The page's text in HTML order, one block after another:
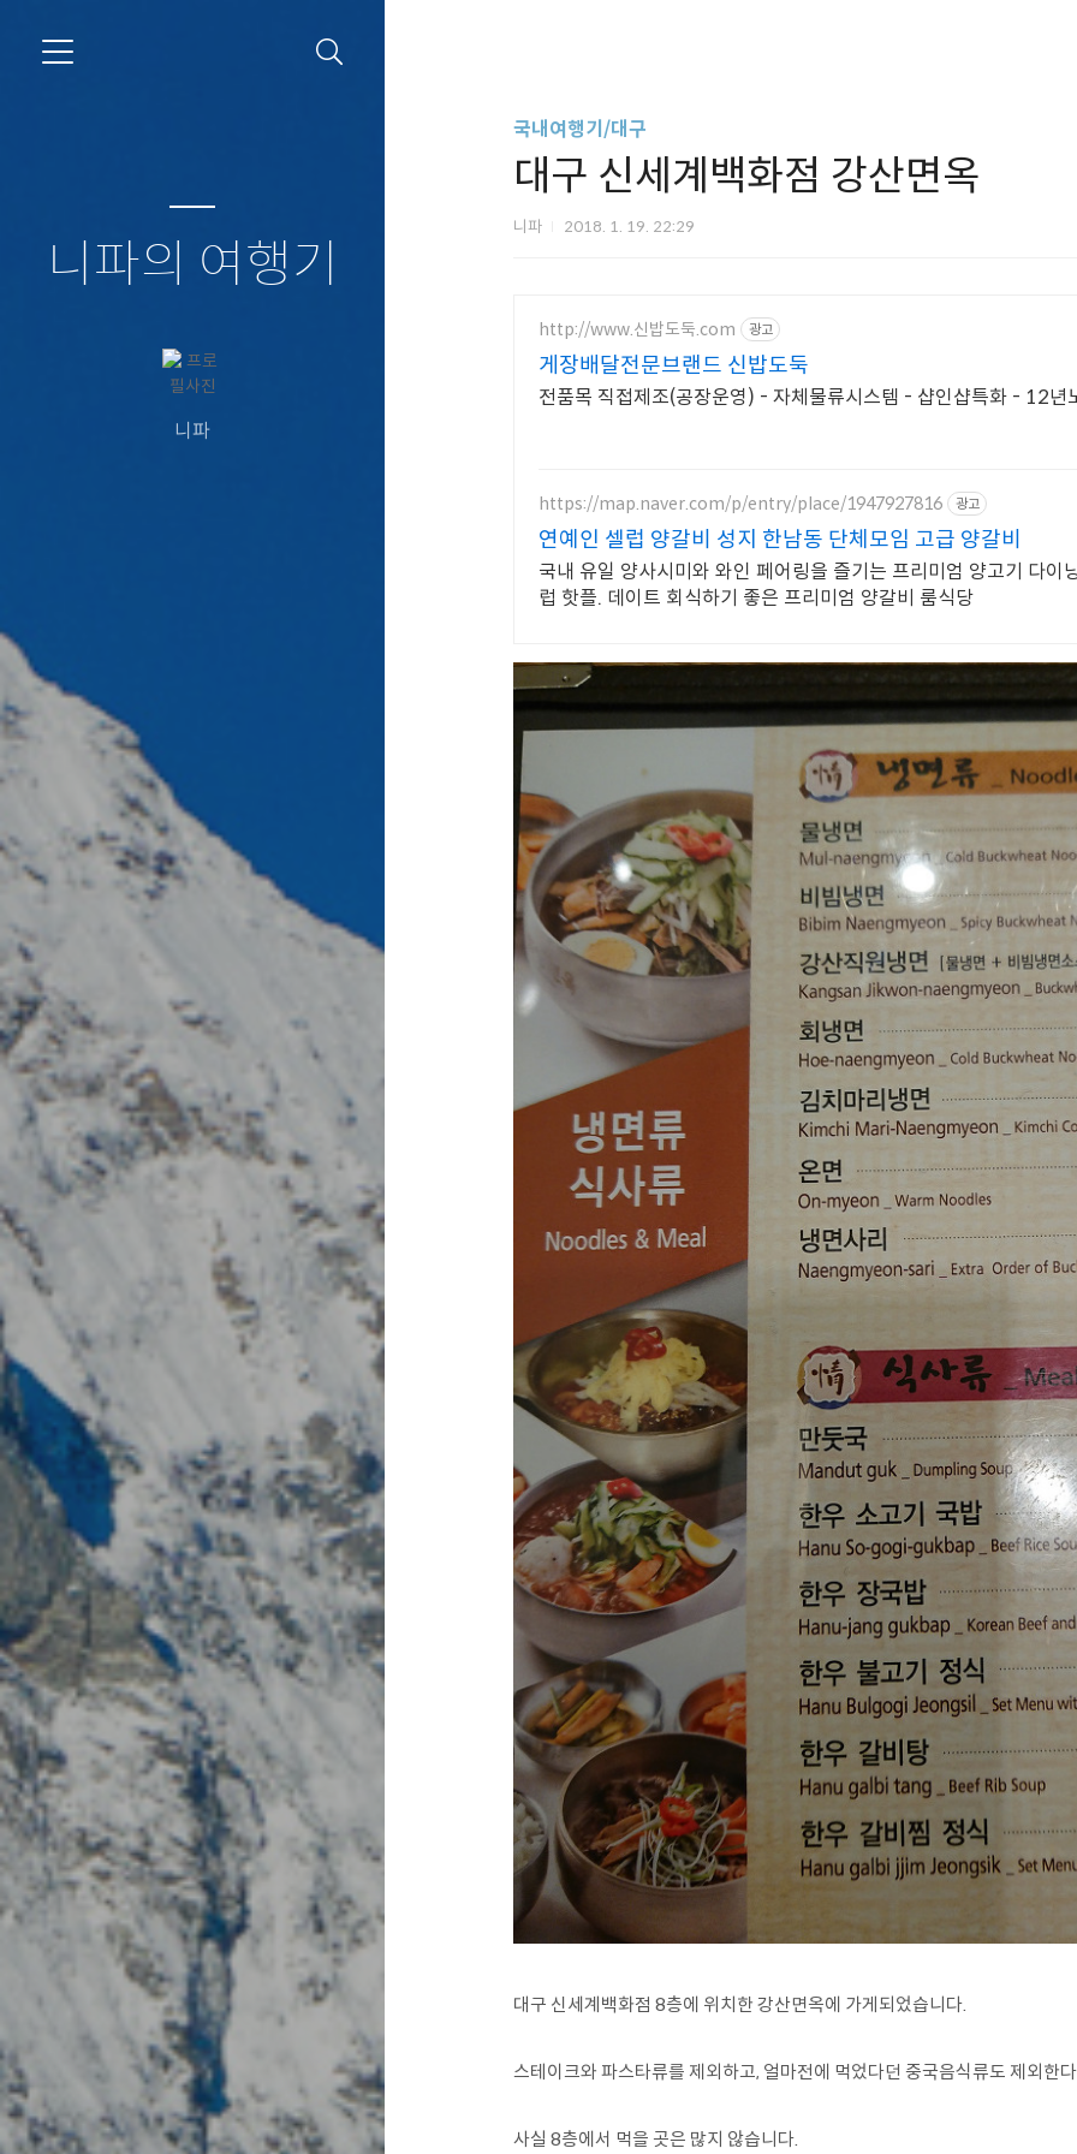
니파의 여행기
니파
국내여행기/대구
대구 신세계백화점 강산면옥
니파 2018. 1. 19. 22:29
http://www.신밥도둑.com 광고
게장배달전문브랜드 신밥도둑
전품목 직접제조(공장운영) - 자체물류시스템 - 샵인샵특화 - 12년
https://map.naver.com/p/entry/place/1947927816 광고
연예인 셀럽 양갈비 성지 한남동 단체모임 고급 양갈비
국내 유일 양사시미와 와인 페어링을 즐기는 프리미엄 양고기 다이
럽 핫플. 데이트 회식하기 좋은 프리미엄 양갈비 룸식당
대구 신세계백화점 8층에 위치한 강산면옥에 가게되었습니다.
스테이크와 파스타류를 제외하고, 얼마전에 먹었다던 중국음식류도 제외한
사실 8층에서 먹을 곳은 많지 않습니다.